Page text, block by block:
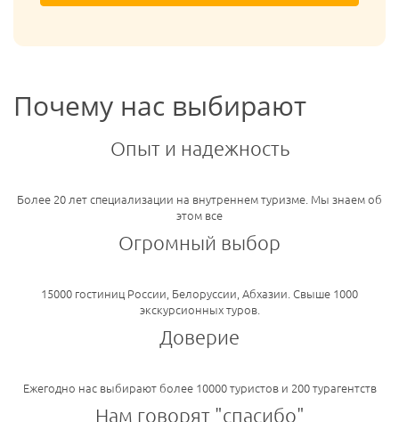
Почему нас выбирают
Опыт и надежность
Более 20 лет специализации на внутреннем туризме. Мы знаем об
этом все
Огромный выбор
15000 гостиниц России, Белоруссии, Абхазии. Свыше 1000
экскурсионных туров.
Доверие
Ежегодно нас выбирают более 10000 туристов и 200 турагентств
Нам говорят "спасибо"